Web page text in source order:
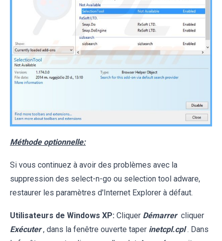
Méthode optionnelle:
Si vous continuez à avoir des problèmes avec la
suppression des select-n-go ou selection tool adware,
restaurer les paramètres d'Internet Explorer à défaut.
Utilisateurs de Windows XP: Cliquer Démarrer cliquer
Exécuter , dans la fenêtre ouverte taper inetcpl.cpl . Dans